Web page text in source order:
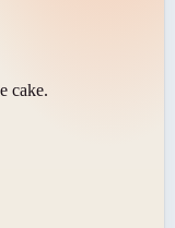
cake.